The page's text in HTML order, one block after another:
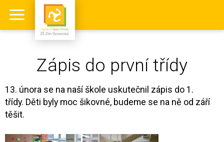
Zápis do první třídy
13. února se na naší škole uskutečnil zápis do 1.
třídy. Děti byly moc šikovné, budeme se na ně od září
těšit.